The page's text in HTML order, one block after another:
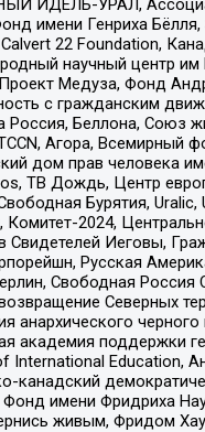
имени Генриха Бёлля,
22 Foundation,
научный центр им
Медуза, Фонд
с гражданским
Россия, Беллона, Союз
Агора, Всемирный
дом прав человека
ТВ Дождь, Центр
Бурятия,
Комитет-2024,
Свидетелей Иеговы,
Русская
Свободная Россия
Северных
анархического
академия поддержки
International Education,
канадский
имени Фридриха
живым, Фридом